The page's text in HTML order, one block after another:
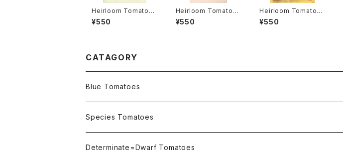
Heirloom Tomato®
Livingston's Crimso
n Globe エアルーム・
¥550
Heirloom Tomato®
Cedar Hill エアルー
ム・トマト・セダー・ヒル
¥550
Heirloom Tomato®
Canada Pride エアル
ーム・トマト・カナダ・プ
¥550
CATAGORY
Blue Tomatoes
OSU INDIGO Series
Not OSU Blue Tomatoes
Species Tomatoes
Determinate=Dwarf Tomatoes